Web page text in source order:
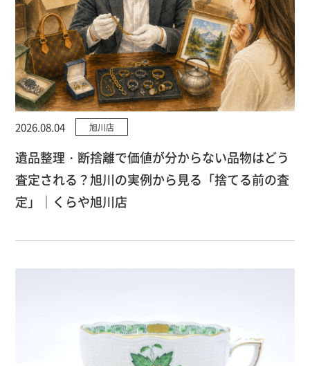
2026.08.04 旭川店
遺品整理・断捨離で価値が分からない品物はどう
査定される？旭川の実例から見る「捨てる前の査
定」｜くらや旭川店